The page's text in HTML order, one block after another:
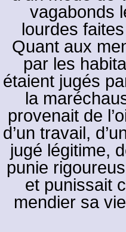
vagabonds
lourdes
Quant aux
par les
étaient jugés
la
provenait de
d’un travail,
jugé légitime,
punie
et punissait
mendier sa